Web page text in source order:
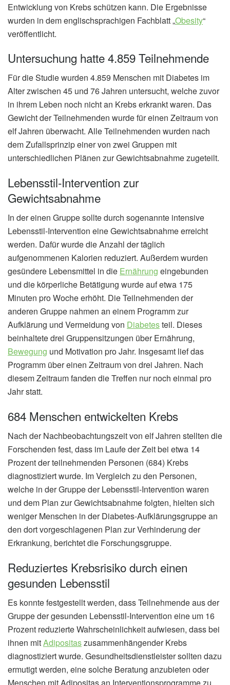
Entwicklung von Krebs schützen kann. Die Ergebnisse
wurden in dem englischsprachigen Fachblatt „Obesity“
veröffentlicht.
Untersuchung hatte 4.859 Teilnehmende
Für die Studie wurden 4.859 Menschen mit Diabetes im
Alter zwischen 45 und 76 Jahren untersucht, welche zuvor
in ihrem Leben noch nicht an Krebs erkrankt waren. Das
Gewicht der Teilnehmenden wurde für einen Zeitraum von
elf Jahren überwacht. Alle Teilnehmenden wurden nach
dem Zufallsprinzip einer von zwei Gruppen mit
unterschiedlichen Plänen zur Gewichtsabnahme zugeteilt.
Lebensstil-Intervention zur
Gewichtsabnahme
In der einen Gruppe sollte durch sogenannte intensive
Lebensstil-Intervention eine Gewichtsabnahme erreicht
werden. Dafür wurde die Anzahl der täglich
aufgenommenen Kalorien reduziert. Außerdem wurden
gesündere Lebensmittel in die Ernährung eingebunden
und die körperliche Betätigung wurde auf etwa 175
Minuten pro Woche erhöht. Die Teilnehmenden der
anderen Gruppe nahmen an einem Programm zur
Aufklärung und Vermeidung von Diabetesteil. Dieses
beinhaltete drei Gruppensitzungen über Ernährung,
Bewegung und Motivation pro Jahr. Insgesamt lief das
Programm über einen Zeitraum von drei Jahren. Nach
diesem Zeitraum fanden die Treffen nur noch einmal pro
Jahr statt.
684 Menschen entwickelten Krebs
Nach der Nachbeobachtungszeit von elf Jahren stellten die
Forschenden fest, dass im Laufe der Zeit bei etwa 14
Prozent der teilnehmenden Personen (684) Krebs
diagnostiziert wurde. Im Vergleich zu den Personen,
welche in der Gruppe der Lebensstil-Intervention waren
und dem Plan zur Gewichtsabnahme folgten, hielten sich
weniger Menschen in der Diabetes-Aufklärungsgruppe an
den dort vorgeschlagenen Plan zur Verhinderung der
Erkrankung, berichtet die Forschungsgruppe.
Reduziertes Krebsrisiko durch einen
gesunden Lebensstil
Es konnte festgestellt werden, dass Teilnehmende aus der
Gruppe der gesunden Lebensstil-Intervention eine um 16
Prozent reduzierte Wahrscheinlichkeit aufwiesen, dass bei
ihnen mitAdipositaszusammenhängender Krebs
diagnostiziert wurde. Gesundheitsdienstleister sollten dazu
ermutigt werden, eine solche Beratung anzubieten oder